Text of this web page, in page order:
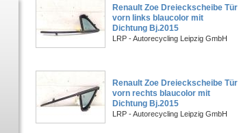
Renault Zoe Dreieckscheibe Tür
vorn links blaucolor mit
Dichtung Bj.2015
LRP - Autorecycling Leipzig GmbH
Renault Zoe Dreieckscheibe Tür
vorn rechts blaucolor mit
Dichtung Bj.2015
LRP - Autorecycling Leipzig GmbH